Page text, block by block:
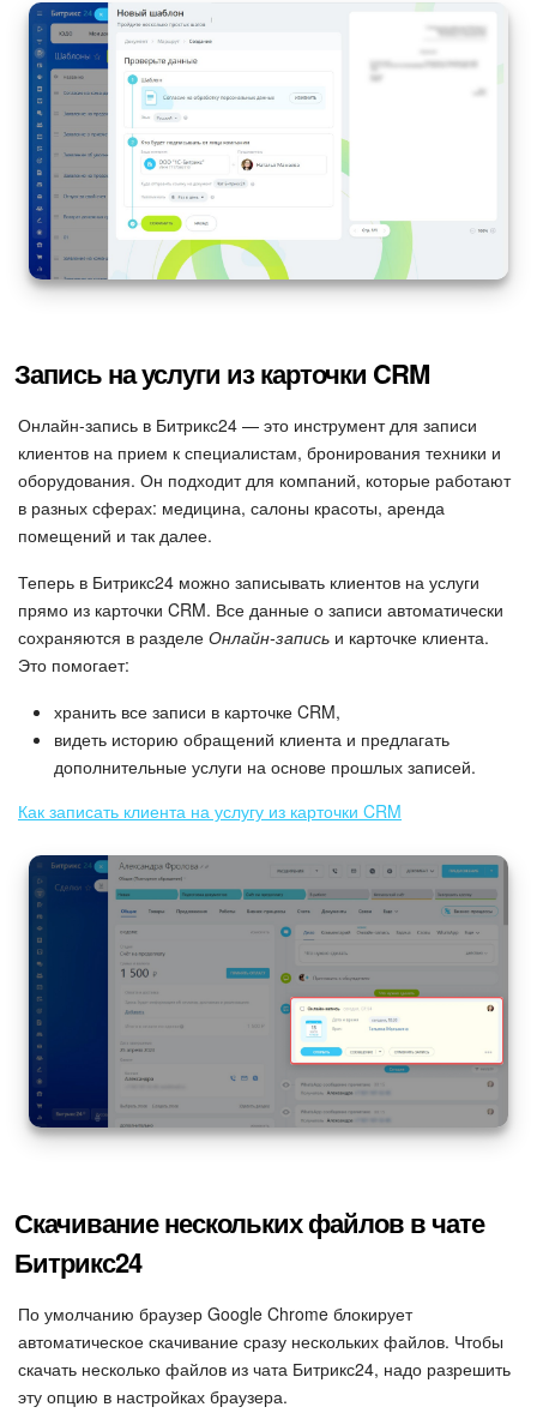
Виджет сотрудника
Телефония
Филиальная сеть
Приложение Битрикс24
Общие вопросы
Изменения в статьях (архив)
ПОЛУЧИТЬ БЕСПЛАТНО
Запись на услуги из карточки CRM
Онлайн-запись в Битрикс24 — это инструмент для записи
клиентов на прием к специалистам, бронирования техники и
оборудования. Он подходит для компаний, которые работают
в разных сферах: медицина, салоны красоты, аренда
помещений и так далее.
Теперь в Битрикс24 можно записывать клиентов на услуги
прямо из карточки CRM. Все данные о записи автоматически
сохраняются в разделе Онлайн-запись и карточке клиента.
Это помогает:
хранить все записи в карточке CRM,
видеть историю обращений клиента и предлагать
дополнительные услуги на основе прошлых записей.
Как записать клиента на услугу из карточки CRM
Скачивание нескольких файлов в чате
Битрикс24
По умолчанию браузер Google Chrome блокирует
автоматическое скачивание сразу нескольких файлов. Чтобы
скачать несколько файлов из чата Битрикс24, надо разрешить
эту опцию в настройках браузера.